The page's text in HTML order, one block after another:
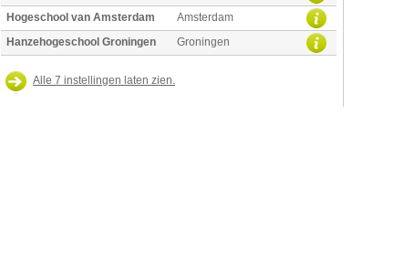
Hogeschool van Amsterdam
Amsterdam
Hanzehogeschool Groningen
Groningen
Alle 7 instellingen laten zien.